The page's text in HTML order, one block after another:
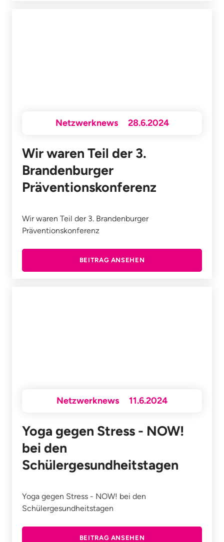
Netzwerknews 28.6.2024
Wir waren Teil der 3.
Brandenburger
Präventionskonferenz
Wir waren Teil der 3. Brandenburger
Präventionskonferenz
BEITRAG ANSEHEN
Netzwerknews 11.6.2024
Yoga gegen Stress - NOW!
bei den
Schülergesundheitstagen
Yoga gegen Stress - NOW! bei den
Schülergesundheitstagen
BEITRAG ANSEHEN